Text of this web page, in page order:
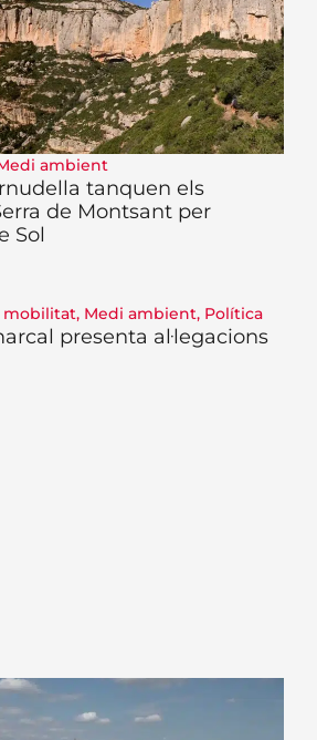
ambient
tanquen els
de Montsant per
Sol
mobilitat, Medi ambient, Política
presenta al·legacions